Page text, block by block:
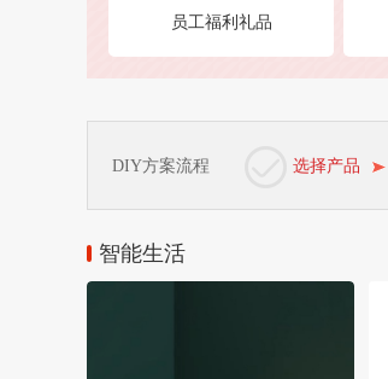
员工福利礼品
DIY方案流程 选择产品
智能生活